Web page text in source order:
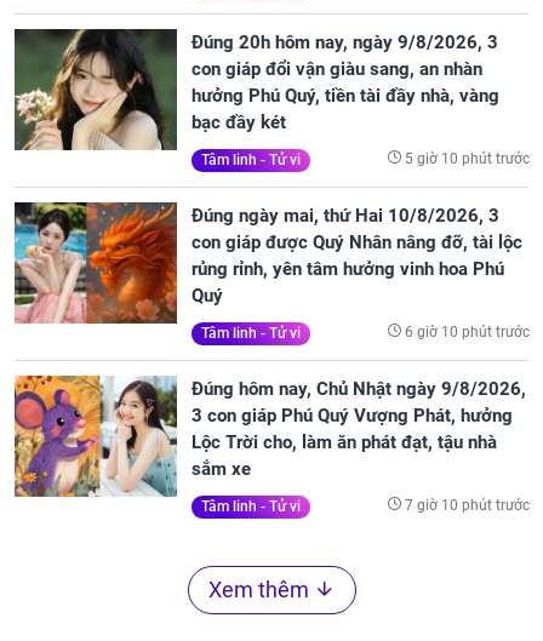
Đúng 20h hôm nay, ngày 9/8/2026, 3
con giáp đổi vận giàu sang, an nhàn
hưởng Phú Quý, tiền tài đầy nhà, vàng
bạc đầy két
Tâm linh - Tử vi 5 giờ 10 phút trước
Đúng ngày mai, thứ Hai 10/8/2026, 3
con giáp được Quý Nhân nâng đỡ, tài lộc
rủng rỉnh, yên tâm hưởng vinh hoa Phú
Quý
Tâm linh - Tử vi 6 giờ 10 phút trước
Đúng hôm nay, Chủ Nhật ngày 9/8/2026,
3 con giáp Phú Quý Vượng Phát, hưởng
Lộc Trời cho, làm ăn phát đạt, tậu nhà
sắm xe
Tâm linh - Tử vi 7 giờ 10 phút trước
Xem thêm